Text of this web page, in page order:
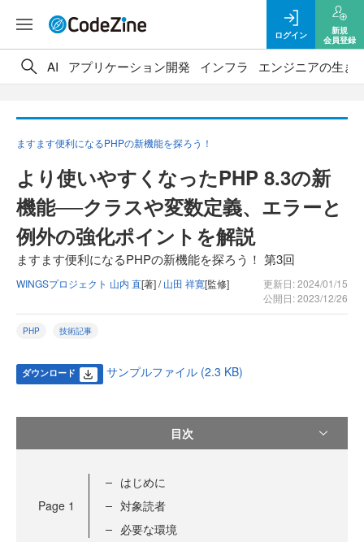
ログイン
新規
会員登録
AI アプリケーション開発 インフラ エンジニアの生き
ますます便利になるPHPの新機能を探ろう！
より使いやすくなったPHP 8.3の新
機能──クラスや変数定義、エラーと
例外の強化ポイントを解説
ますます便利になるPHPの新機能を探ろう！ 第3回
WINGSプロジェクト 山内 直[著] /山田 祥寛[監修]
更新日: 2024/01/15
公開日: 2023/12/26
PHP 技術記事
ダウンロード サンプルファイル (2.3 KB)
目次
Page 1
はじめに
対象読者
必要な環境